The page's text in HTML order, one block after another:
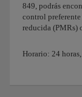
849, podrás
control
reducida (PMRs)
Horario: 24 horas,